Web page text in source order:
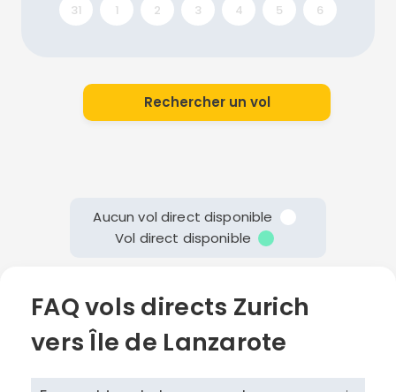
31 1 2 3 4 5 6
Rechercher un vol
Aucun vol direct disponible
Vol direct disponible
FAQ vols directs Zurich
vers Île de Lanzarote